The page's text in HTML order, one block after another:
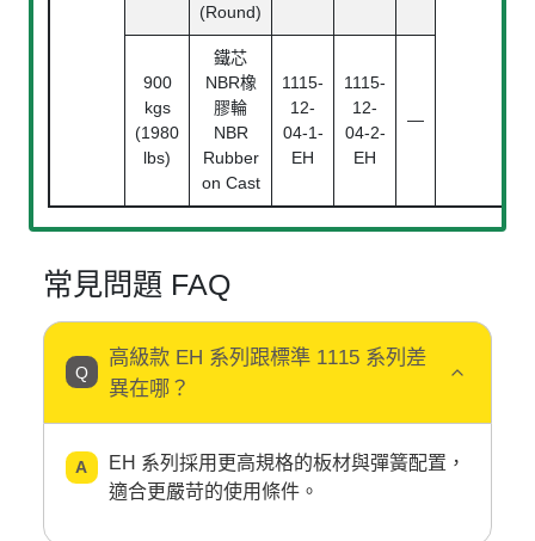
(Round)
900
kgs
(1980
lbs)
鐵芯
NBR橡
膠輪
NBR
Rubber
on Cast
1115-
12-
04-1-
EH
1115-
12-
04-2-
EH
—
常見問題 FAQ
高級款 EH 系列跟標準 1115 系列差
異在哪？
EH 系列採用更高規格的板材與彈簧配置，
適合更嚴苛的使用條件。